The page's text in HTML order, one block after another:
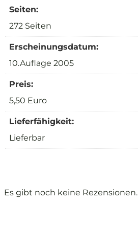
Seiten:
272 Seiten
Erscheinungsdatum:
10.Auflage 2005
Preis:
5,50 Euro
Lieferfähigkeit:
Lieferbar
Es gibt noch keine Rezensionen.